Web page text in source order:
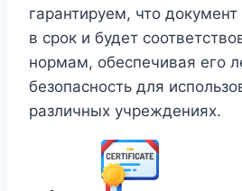
гарантируем, что
в срок и будет
нормам, обеспечивая его
безопасность для
различных учреждениях.